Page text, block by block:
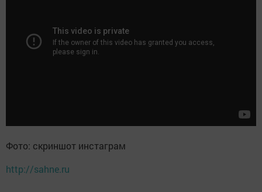
Фото: скриншот инстаграм
http://sahne.ru